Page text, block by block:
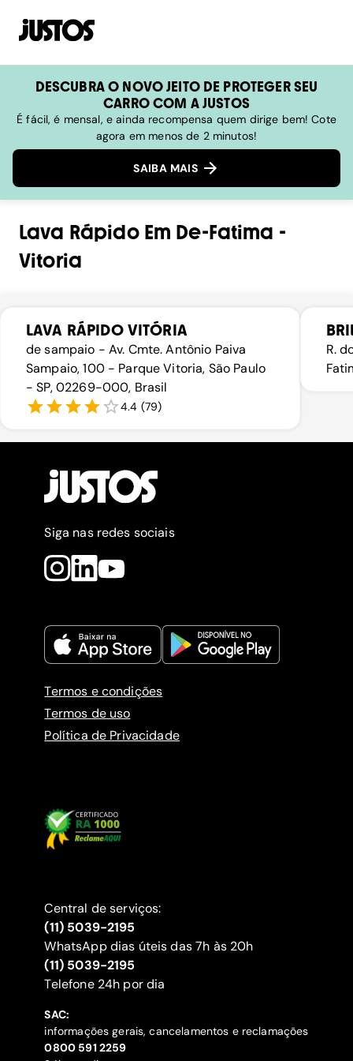
DESCUBRA O NOVO JEITO DE PROTEGER SEU
CARRO COM A JUSTOS
É fácil, é mensal, e ainda recompensa quem dirige bem! Cote
agora em menos de 2 minutos!
SAIBA MAIS
Lava RápidoEm De-Fatima -
Vitoria
LAVA RÁPIDO VITÓRIA
de sampaio - Av. Cmte. Antônio Paiva
Sampaio, 100 - Parque Vitoria, São Paulo
- SP, 02269-000, Brasil
4.4 (79)
R.
Siga nas redes sociais
Termos e condições
Termos de uso
Política de Privacidade
Central de serviços:
(11) 5039-2195
WhatsApp dias úteis das 7h às 20h
(11) 5039-2195
‍Telefone 24h por dia
SAC:
informações gerais, cancelamentos e reclamações
‍0800 591 2259